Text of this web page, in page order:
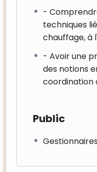
-
techniques
chauffage, à
- Avoir une
des notions
coordination
Public